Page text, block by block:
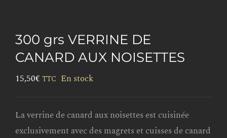
300 grs VERRINE DE
CANARD AUX NOISETTES
15,50€ TTC En stock
La verrine de canard aux noisettes est cuisinée
exclusivement avec des magrets et cuisses de canard